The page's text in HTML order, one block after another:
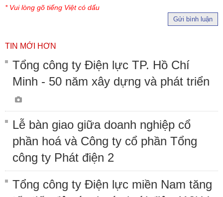
* Vui lòng gõ tiếng Việt có dấu
Gửi bình luận
TIN MỚI HƠN
Tổng công ty Điện lực TP. Hồ Chí
Minh - 50 năm xây dựng và phát triển
Lễ bàn giao giữa doanh nghiệp cổ
phần hoá và Công ty cổ phần Tổng
công ty Phát điện 2
Tổng công ty Điện lực miền Nam tăng